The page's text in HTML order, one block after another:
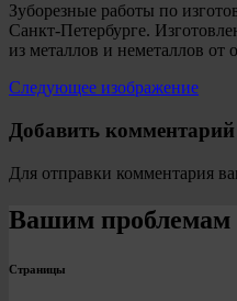
Зуборезные работы по
Санкт-Петербурге.
из металлов и неметаллов от
Следующее изображение
Добавить комментарий
Для отправки комментария
Вашим
Страницы